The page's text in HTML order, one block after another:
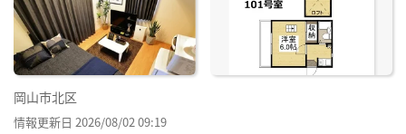
岡山市北区
情報更新日 2026/08/02 09:19